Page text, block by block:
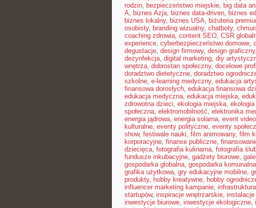
rodzin, bezpieczeństwo miejskie, big data
A, biznes Azja, biznes data-driven, biznes
biznes lokalny, biznes USA, biżuteria
osobisty, branding wizualny, chatboty,
coaching zdrowia, content SEO, CSR
experience, cyberbezpieczeństwo domowe,
degustacje, design firmowy, design graficzny,
dezynfekcja, digital marketing, diy
wnętrza, dobrostan społeczny, docelowe
doradztwo dietetyczne, doradztwo
szkolne, e-learning medyczny, edukacja
finansowa dorosłych, edukacja finansowa
edukacja medyczna, edukacja miejska,
zdrowotna dzieci, ekologia miejska, ekologia
społeczna, elektromobilność, elektronika
energia jądrowa, energia solarna, event video
kulturalne, eventy polityczne, eventy
show, festiwale nauki, film animowany, film
korporacyjne, finanse publiczne,
dziecięca, fotografia kulinarna, fotografia
fundusze inkubacyjne, gadżety biurowe,
gospodarka globalna, gospodarka komunalna
grafika użytkowa, gry edukacyjne mobilne,
produkty, hobby kreatywne, hobby
influencer marketing kampanie,
startupów, inspiracje wnętrzarskie,
inwestycje biurowe, inwestycje ekologiczne,